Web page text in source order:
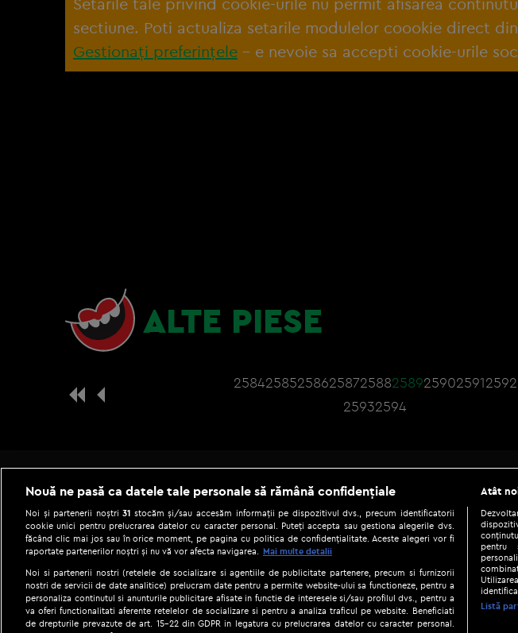
sectiune. Poti actualiza setarile modulelor coookie direct
Gestionați preferințele – e nevoie sa accepti cookie-urile
ALTE PIESE
258425852586258725882589259025912592
25932594
Be social
Copyright ©
Gestionați preferințele|Termeni și condiții|Politica de
Nouă ne pasă ca datele tale personale să rămână confidențiale
Noi și partenerii noștri31 stocăm și/sau accesăm informații pe dispozitivul dvs., precum identificatorii
cookie unici pentru prelucrarea datelor cu caracter personal. Puteți accepta sau gestiona alegerile dvs.
făcând clic mai jos sau în orice moment, pe pagina cu politica de confidențialitate. Aceste alegeri vor fi
raportate partenerilor noștri și nu vă vor afecta navigarea.
Mai multe detalii
Noi si partenerii nostri (retelele de socializare si agentiile de publicitate partenere, precum si furnizorii
nostri de servicii de date analitice) prelucram date pentru a permite website-ului sa functioneze, pentru a
personaliza continutul si anunturile publicitare afisate in functie de interesele si/sau profilul dvs., pentru a
va oferi functionalitati aferente retelelor de socializare si pentru a analiza traficul pe website. Beneficiati
de drepturile prevazute de art. 15-22 din GDPR in legatura cu prelucrarea datelor cu caracter personal.
Atât
pentru
Listă